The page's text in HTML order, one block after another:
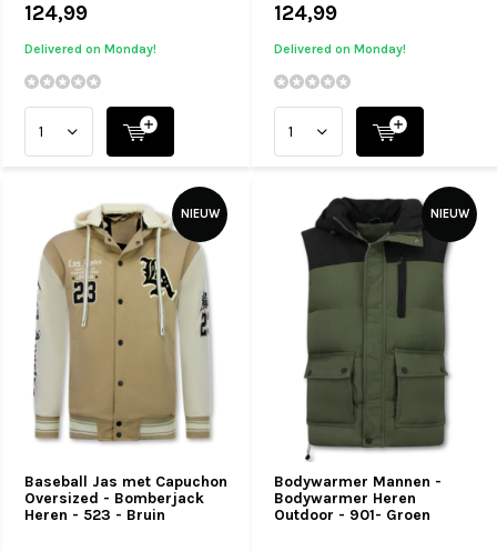
124,99
Delivered on Monday!
124,99
Delivered on Monday!
Baseball Jas met Capuchon
Oversized - Bomberjack
Heren - 523 - Bruin
NIEUW
Bodywarmer Mannen -
Bodywarmer Heren
Outdoor - 901- Groen
NIEUW